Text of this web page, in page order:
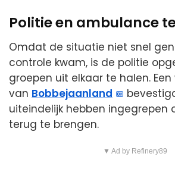
Politie en ambulance
Omdat de situatie niet snel
controle kwam, is de politie
groepen uit elkaar te halen.
van Bobbejaanland
uiteindelijk hebben ingegrepen
terug te brengen.
▼ Ad by Refinery89